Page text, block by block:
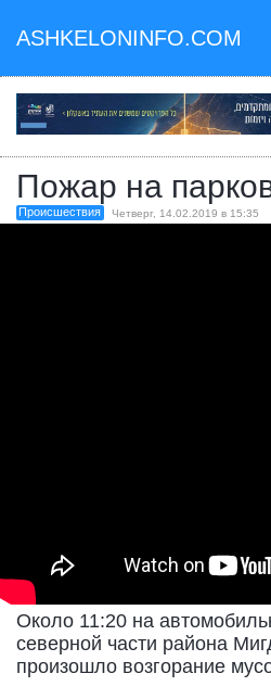
ASHKELONINFO.COM
Пожар на
Происшествия Четверг, 14.02.2019 в 15:35
Около 11:20 на
северной части района
произошло возгорание